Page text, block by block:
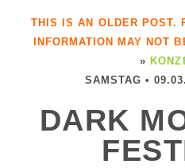
THIS IS AN OLDER POST.
INFORMATION MAY NOT
»
SAMSTAG •
DARK